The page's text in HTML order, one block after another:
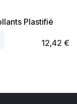
Plastifié
12,42 €